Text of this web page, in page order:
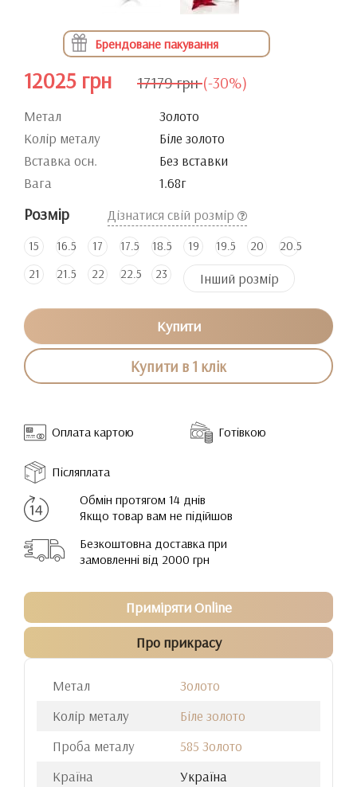
Брендоване пакування
12025 грн 17179 грн (-30%)
Метал
Золото
Колір металу
Біле золото
Вставка осн.
Без вставки
Вага
1.68г
Розмір Дізнатися свій розмір
15 16.5 17 17.5 18.5 19 19.5 20
20.5
21
21.5 22 22.5 23 Інший розмір
Купити
Купити в 1 клік
Оплата картою Готівкою
Післяплата
Обмін протягом 14 днів
Якщо товар вам не підійшов
Безкоштовна доставка при
замовленні від 2000 грн
Приміряти Online
Про прикрасу
Метал
Золото
Колір металу
Біле золото
Проба металу
585 Золото
Країна
Україна